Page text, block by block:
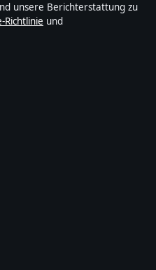
Jeder Artikel
Redakteur geprüft
faktengecheckt.
unsere Berichterstattung zu
Richtlinie und